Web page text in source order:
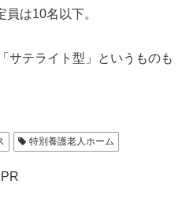
員は10名以下。
テライト型」というものも
特別養護老人ホーム
PR